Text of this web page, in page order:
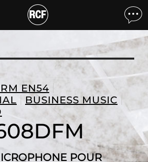
PUPITRE
EN54
BUSINESS MUSIC
POUR